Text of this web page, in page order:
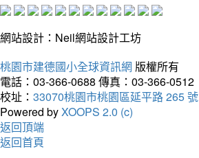
網站設計：Neil網站設計工坊
桃園市建德國小全球資訊網 版權所有
電話：03-366-0688 傳真：03-366-0512
校址： 33070桃園市桃園區延平路 265 號
Powered byXOOPS 2.0 (c)
返回頂端
返回首頁